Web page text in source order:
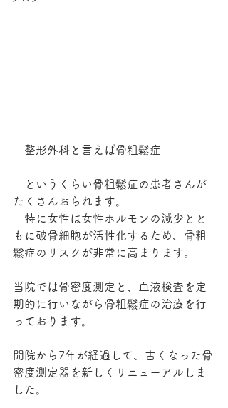
整形外科と言えば骨粗鬆症
というくらい骨粗鬆症の患者さんが
たくさんおられます。
特に女性は女性ホルモンの減少とと
もに破骨細胞が活性化するため、骨粗
鬆症のリスクが非常に高まります。
当院では骨密度測定と、血液検査を定
期的に行いながら骨粗鬆症の治療を行
っております。
開院から7年が経過して、古くなった骨
密度測定器を新しくリニューアルしま
した。